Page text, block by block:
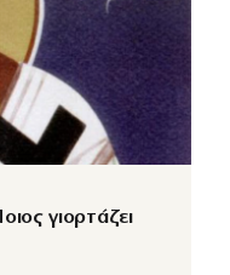
γιορτάζει